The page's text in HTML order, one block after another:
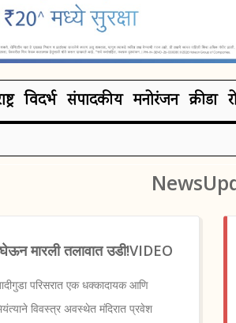
विदर्भ संपादकीय मनोरंजन क्रीडा
घेऊन मारली तलावात उडी!VIDEO
परिसरात एक धक्कादायक आणि
विवस्त्र अवस्थेत मंदिरात प्रवेश